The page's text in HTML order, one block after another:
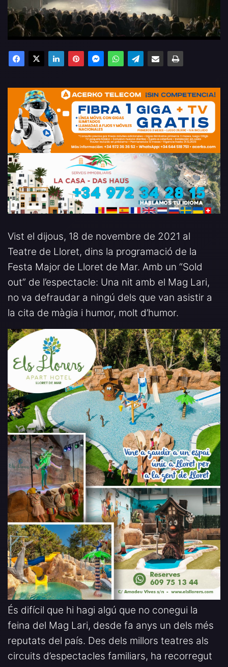
Facebook
X LinkedInPinterestMessengerWhatsAppTelegramCompartir por email Imprimir
Vist el dijous, 18 de novembre de 2021 al
Teatre de Lloret, dins la programació de la
Festa Major de Lloret de Mar. Amb un “Sold
out” de l’espectacle: Una nit amb el Mag Lari,
no va defraudar a ningú dels que van asistir a
la cita de màgia i humor, molt d’humor.
És difícil que hi hagi algú que no conegui la
feina del Mag Lari, desde fa anys un dels més
reputats del país. Des dels millors teatres als
circuits d’espectacles familiars, ha recorregut